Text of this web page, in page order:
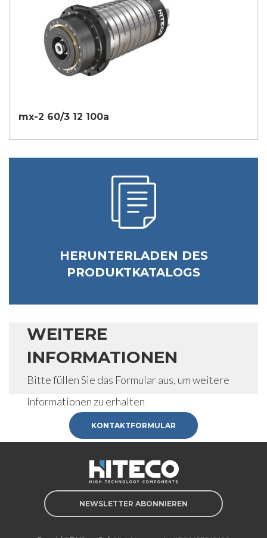
mx-2 60/3 12 100a
HERUNTERLADEN DES
PRODUKTKATALOGS
WEITERE
INFORMATIONEN
Bitte füllen Sie das Formular aus, um weitere
Informationen zu erhalten
KONTAKTFORMULAR
NEWSLETTER ABONNIEREN